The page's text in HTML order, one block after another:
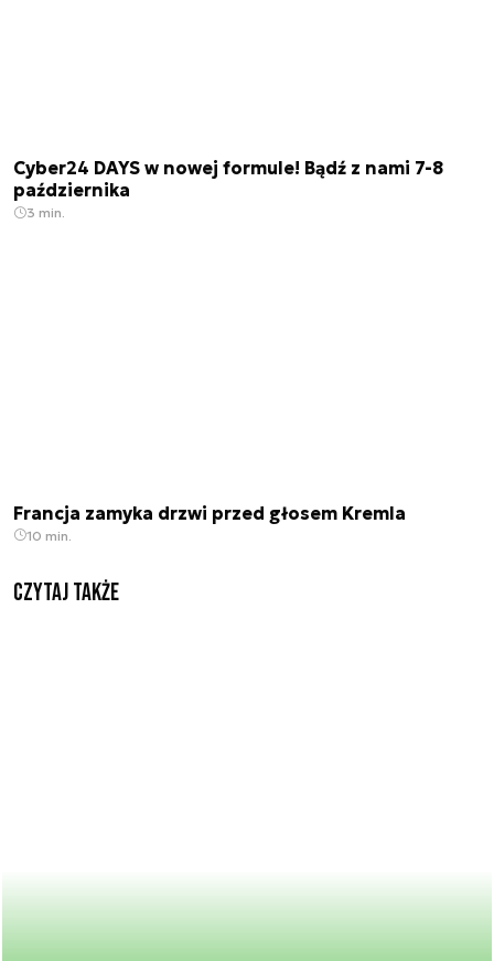
Cyber24 DAYS w nowej formule! Bądź z nami 7-8
października
3 min.
Francja zamyka drzwi przed głosem Kremla
10 min.
Czytaj także